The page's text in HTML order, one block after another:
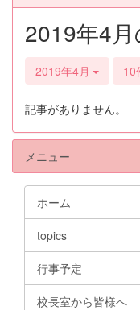
2019年4
2019年4月 10
記事がありません。
メニュー
ホーム
topics
行事予定
校長室から皆様へ